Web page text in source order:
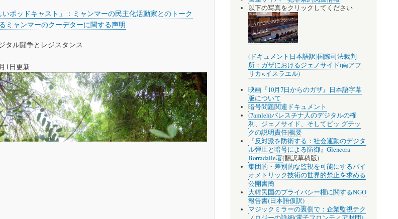
標
す
る
声
明
お
闘
争
と
レ
ジ
ス
タ
ン
ス
いポッドキャスト」：ミャンマーの民主化活動家とのトーク
ミャンマーのクーデターに関する声明
タル闘争とレジスタンス
1日更新
以下の写真をクリックしてください
(ドキュメント日本語訳)国際司法裁判
所：ガザにおけるジェノサイド(南アフ
リカv.イスラエル)
映画『10月7日からのガザ』日本語字幕
版について
暗号問題関連ドキュメント
(7amleh)パレスチナ人のデジタルの権
利、ジェノサイド、そしてビッ グテッ
クの説明責任|概要
『反対派を防衛する：社会運動のデジタ
ル弾圧と暗号による防御』Glencora
Borradaile著(翻訳草稿版)
集団的・差別的な監視を可能にするバイ
オメトリック技術の世界的禁止を求める
公開書簡
大韓民国のプライバシー権に関するNGO
報告書(日本語仮訳)
マジックミラーの裏側で：企業監視テク